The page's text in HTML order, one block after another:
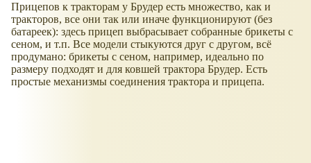
Прицепов к тракторам у Брудер есть множество, как и
тракторов, все они так или иначе функционируют (без
батареек): здесь прицеп выбрасывает собранные брикеты с
сеном, и т.п. Все модели стыкуются друг с другом, всё
продумано: брикеты с сеном, например, идеально по
размеру подходят и для ковшей трактора Брудер. Есть
простые механизмы соединения трактора и прицепа.